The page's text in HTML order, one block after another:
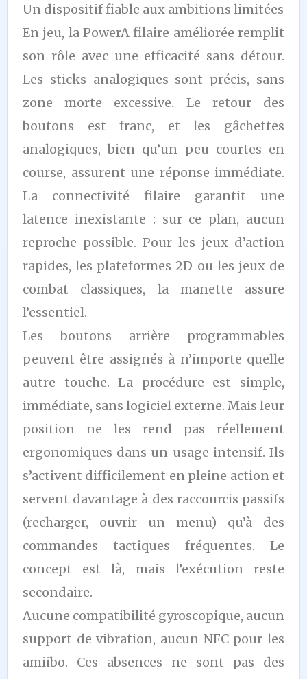
Un dispositif fiable aux ambitions limitées
En jeu, la PowerA filaire améliorée remplit
son rôle avec une efficacité sans détour.
Les sticks analogiques sont précis, sans
zone morte excessive. Le retour des
boutons est franc, et les gâchettes
analogiques, bien qu’un peu courtes en
course, assurent une réponse immédiate.
La connectivité filaire garantit une
latence inexistante : sur ce plan, aucun
reproche possible. Pour les jeux d’action
rapides, les plateformes 2D ou les jeux de
combat classiques, la manette assure
l’essentiel.
Les boutons arrière programmables
peuvent être assignés à n’importe quelle
autre touche. La procédure est simple,
immédiate, sans logiciel externe. Mais leur
position ne les rend pas réellement
ergonomiques dans un usage intensif. Ils
s’activent difficilement en pleine action et
servent davantage à des raccourcis passifs
(recharger, ouvrir un menu) qu’à des
commandes tactiques fréquentes. Le
concept est là, mais l’exécution reste
secondaire.
Aucune compatibilité gyroscopique, aucun
support de vibration, aucun NFC pour les
amiibo. Ces absences ne sont pas des